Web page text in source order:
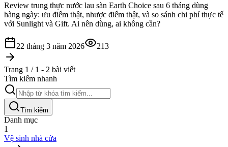
Review trung thực nước lau sàn Earth Choice sau 6 tháng dùng
hàng ngày: ưu điểm thật, nhược điểm thật, và so sánh chi phí thực tế
với Sunlight và Gift. Ai nên dùng, ai không cần?
22 tháng 3 năm 2026 213
Trang 1 / 1 - 2 bài viết
Tìm kiếm nhanh
Tìm kiếm
Danh mục
1
Vệ sinh nhà cửa